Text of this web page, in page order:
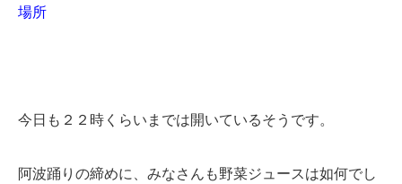
場所
今日も２２時くらいまでは開いているそうです。
阿波踊りの締めに、みなさんも野菜ジュースは如何でし